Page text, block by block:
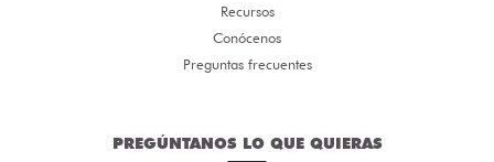
Recursos
Conócenos
Preguntas frecuentes
PREGÚNTANOS LO QUE QUIERAS